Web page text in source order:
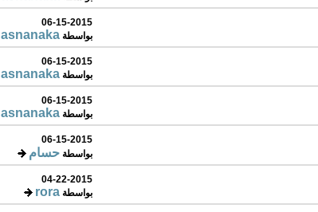
06-15-2015
بواسطة asnanaka
06-15-2015
بواسطة asnanaka
06-15-2015
بواسطة asnanaka
06-15-2015
بواسطة حسام
04-22-2015
بواسطة rora